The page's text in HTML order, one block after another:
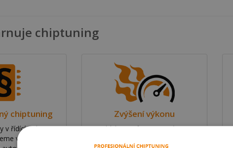
chiptuning
chiptuning
v řídící jednotce
ve spolupráci
Zvýšení výkonu
Nabízíme softwarovou úpravu